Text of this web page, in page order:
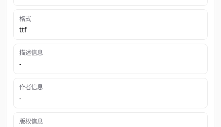
格式
ttf
描述信息
-
作者信息
-
版权信息